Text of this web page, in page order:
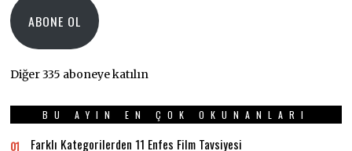
ABONE OL
Diğer 335 aboneye katılın
BU AYIN EN ÇOK OKUNANLARI
01 Farklı Kategorilerden 11 Enfes Film Tavsiyesi